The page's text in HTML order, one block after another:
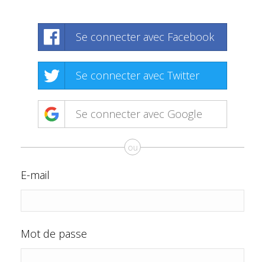
Se connecter avec Facebook
Se connecter avec Twitter
Se connecter avec Google
ou
E-mail
Mot de passe